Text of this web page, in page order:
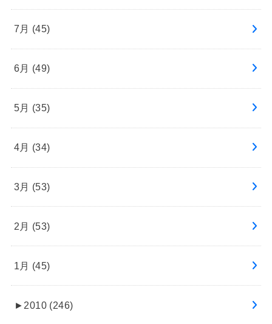
7月 (45)
6月 (49)
5月 (35)
4月 (34)
3月 (53)
2月 (53)
1月 (45)
► 2010 (246)